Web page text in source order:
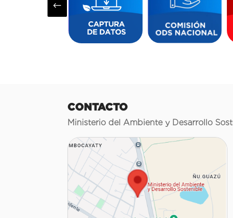
#
CONTACTO
Ministerio del Ambiente y Desarrollo